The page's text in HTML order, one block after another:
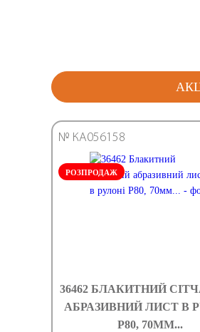
РОЗПРОДАЖ
№ КА056158
36462 БЛАКИТНИЙ
АБРАЗИВНИЙ ЛИСТ В
Р80, 70ММ...